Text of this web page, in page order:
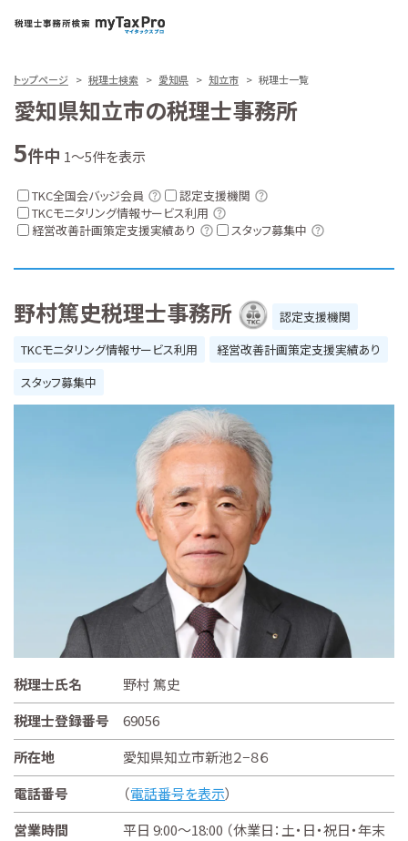
トップページ 税理士検索 愛知県 知立市 税理士一覧
愛知県知立市の税理士事務所
5件中 1～5件を表示
TKC全国会バッジ会員
認定支援機関
TKCモニタリング情報サービス利用
経営改善計画策定支援実績あり
スタッフ募集中
野村篤史税理士事務所
認定支援機関
TKCモニタリング情報サービス利用
経営改善計画策定支援実績あり
スタッフ募集中
税理士氏名
野村 篤史
税理士登録番号
69056
所在地
愛知県知立市新池２−８６
電話番号
（電話番号を表示）
営業時間
平日 9:00～18:00 （休業日：土・日・祝日・年末